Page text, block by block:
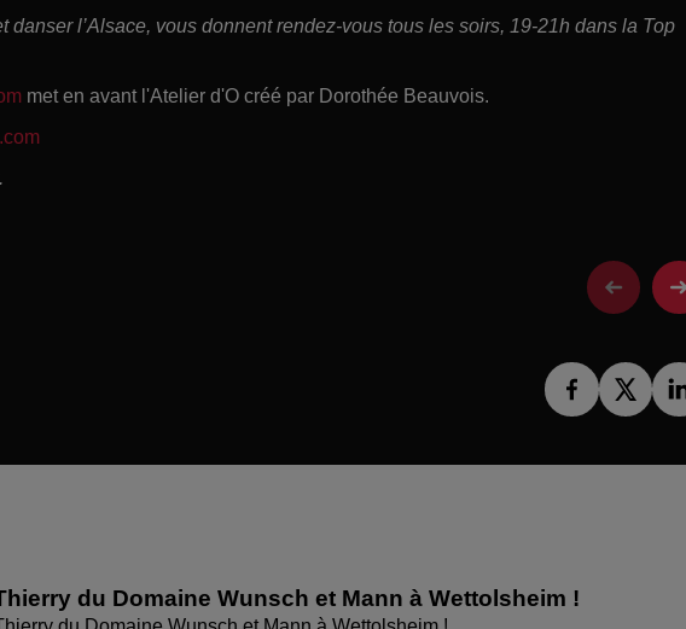
danser l’Alsace, vous donnent rendez-vous tous les soirs, 19-21h dans la Top
met en avant l'Atelier d'O créé par Dorothée Beauvois.
du Domaine Wunsch et Mann à Wettolsheim !